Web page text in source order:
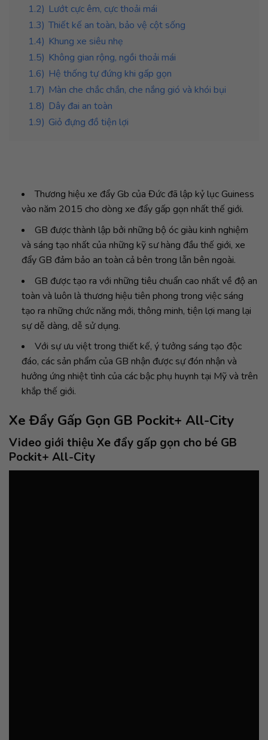
1.2) Lướt cực êm, cực thoải mái
1.3) Thiết kế an toàn, bảo vệ cột sống
1.4) Khung xe siêu nhẹ
1.5) Không gian rộng, ngồi thoải mái
1.6) Hệ thống tự đứng khi gấp gọn
1.7) Màn che chắc chắn, che nắng gió và khói bụi
1.8) Dây đai an toàn
1.9) Giỏ đựng đồ tiện lợi
Thương hiệu xe đẩy Gb của Đức đã lập kỷ lục Guiness
vào năm 2015 cho dòng xe đẩy gấp gọn nhất thế giới.
GB được thành lập bởi những bộ óc giàu kinh nghiệm
và sáng tạo nhất của những kỹ sư hàng đầu thế giới, xe
đẩy GB đảm bảo an toàn cả bên trong lẫn bên ngoài.
GB được tạo ra với những tiêu chuẩn cao nhất về độ an
toàn và luôn là thương hiệu tiên phong trong việc sáng
tạo ra những chức năng mới, thông minh, tiện lợi mang lại
sự dễ dàng, dễ sử dụng.
Với sự ưu việt trong thiết kế, ý tưởng sáng tạo độc
đáo, các sản phẩm của GB nhận được sự đón nhận và
hưởng ứng nhiệt tình của các bậc phụ huynh tại Mỹ và trên
khắp thế giới.
Xe Đẩy Gấp Gọn GB Pockit+ All-City
Video giới thiệu Xe đẩy gấp gọn cho bé GB
Pockit+ All-City